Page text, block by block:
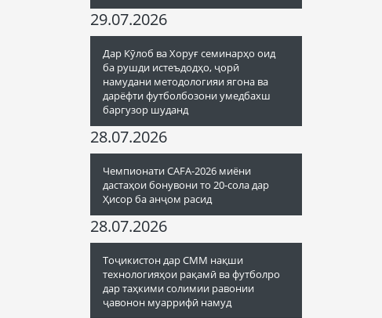
29.07.2026
Дар Кӯлоб ва Хоруғ семинарҳо оид
ба рушди истеъдодҳо, ҷорӣ
намудани методологияи ягона ва
дарёфти футболбозони умедбахш
баргузор шуданд
28.07.2026
Чемпионати CAFA-2026 миёни
дастаҳои бонувони то 20-сола дар
Ҳисор ба анҷом расид
28.07.2026
Тоҷикистон дар СММ нақши
технологияҳои рақамӣ ва футболро
дар таҳкими солимии равонии
ҷавонон муаррифӣ намуд